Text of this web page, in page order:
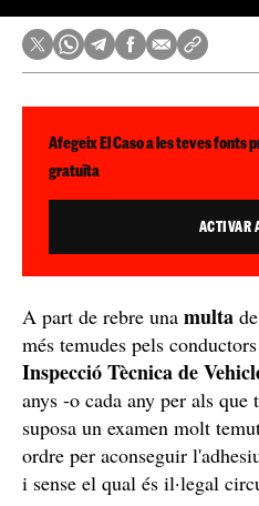
Afegeix El Caso a les teves fonts
gratuïta
ACTIVAR
A part de rebre una multa
més temudes pels
Inspecció Tècnica de
anys -o cada any per als que
suposa un examen molt
ordre per aconseguir
i sense el qual és il·legal